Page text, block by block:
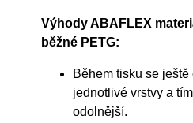
Výhody ABAFLEX
běžné PETG:
Během tisku se
jednotlivé vrstvy a
odolnější.